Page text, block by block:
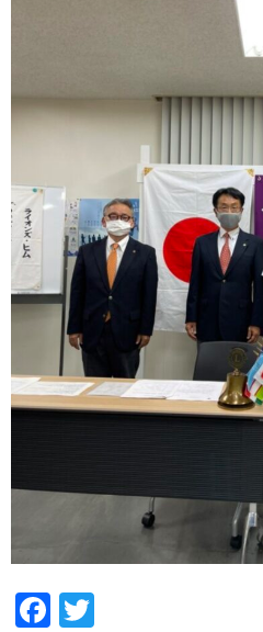
Facebook